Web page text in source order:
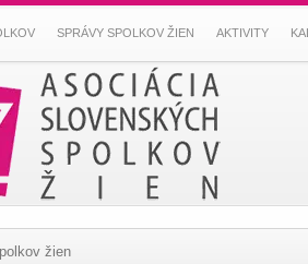
SPRÁVY SPOLKOV ŽIEN AKTIVITY
žien